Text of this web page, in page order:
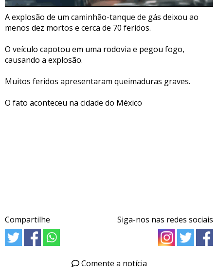
A explosão de um caminhão-tanque de gás deixou ao
menos dez mortos e cerca de 70 feridos.
O veículo capotou em uma rodovia e pegou fogo,
causando a explosão.
Muitos feridos apresentaram queimaduras graves.
O fato aconteceu na cidade do México
Compartilhe Siga-nos nas redes sociais
Comente a notícia